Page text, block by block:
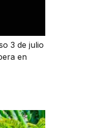
3 de julio
en